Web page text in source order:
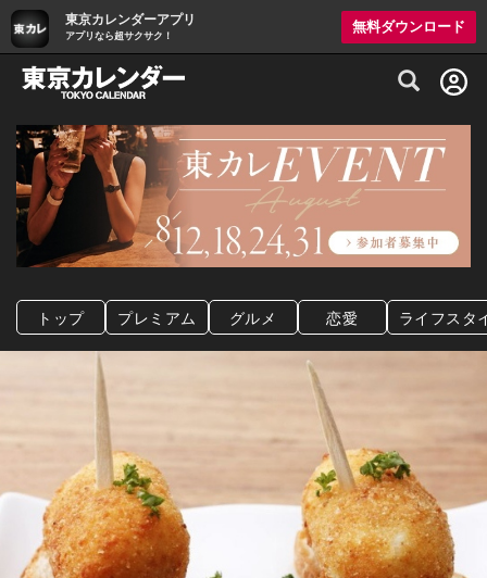
東京カレンダーアプリ
アプリなら超サクサク！
無料ダウンロード
グルメ情報・プレミアムレストラン予約
トップ プレミアム グルメ 恋愛 ライフスタ